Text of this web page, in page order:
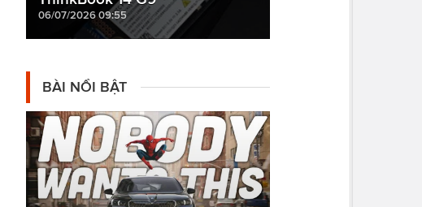
06/07/2026 09:55
BÀI NỔI BẬT